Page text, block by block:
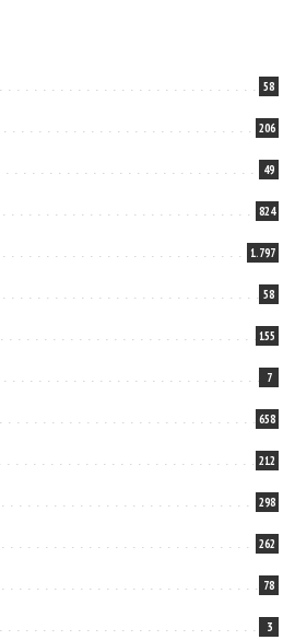
58
206
49
824
1.797
58
155
7
658
212
298
262
78
3